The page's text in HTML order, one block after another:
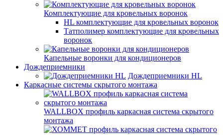
Комплектующие для кровельных воронок
HL комплектующие для кровельных воронок
Татполимер комплектующие для кровельных
воронок
Капельные воронки для кондиционеров
Дождеприемники
Дождеприемники HL
Каркасные системы скрытого монтажа
WALLBOX профиль каркасная система скрытого
монтажа